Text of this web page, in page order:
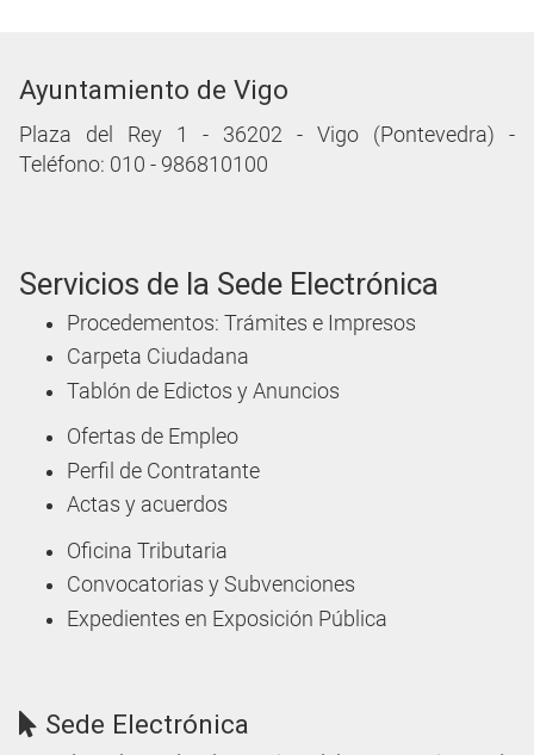
Ayuntamiento de Vigo
Plaza del Rey 1 - 36202 - Vigo (Pontevedra) -
Teléfono: 010 - 986810100
Servicios de la Sede Electrónica
Procedementos: Trámites e Impresos
Carpeta Ciudadana
Tablón de Edictos y Anuncios
Ofertas de Empleo
Perfil de Contratante
Actas y acuerdos
Oficina Tributaria
Convocatorias y Subvenciones
Expedientes en Exposición Pública
Sede Electrónica